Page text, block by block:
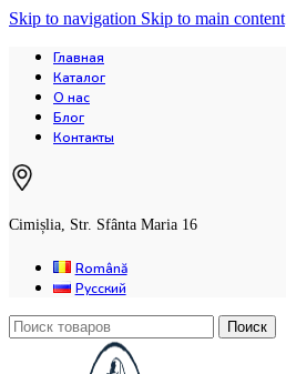
Skip to navigation Skip to main content
Главная
Каталог
О нас
Блог
Контакты
Cimișlia, Str. Sfânta Maria 16
Română
Русский
Поиск